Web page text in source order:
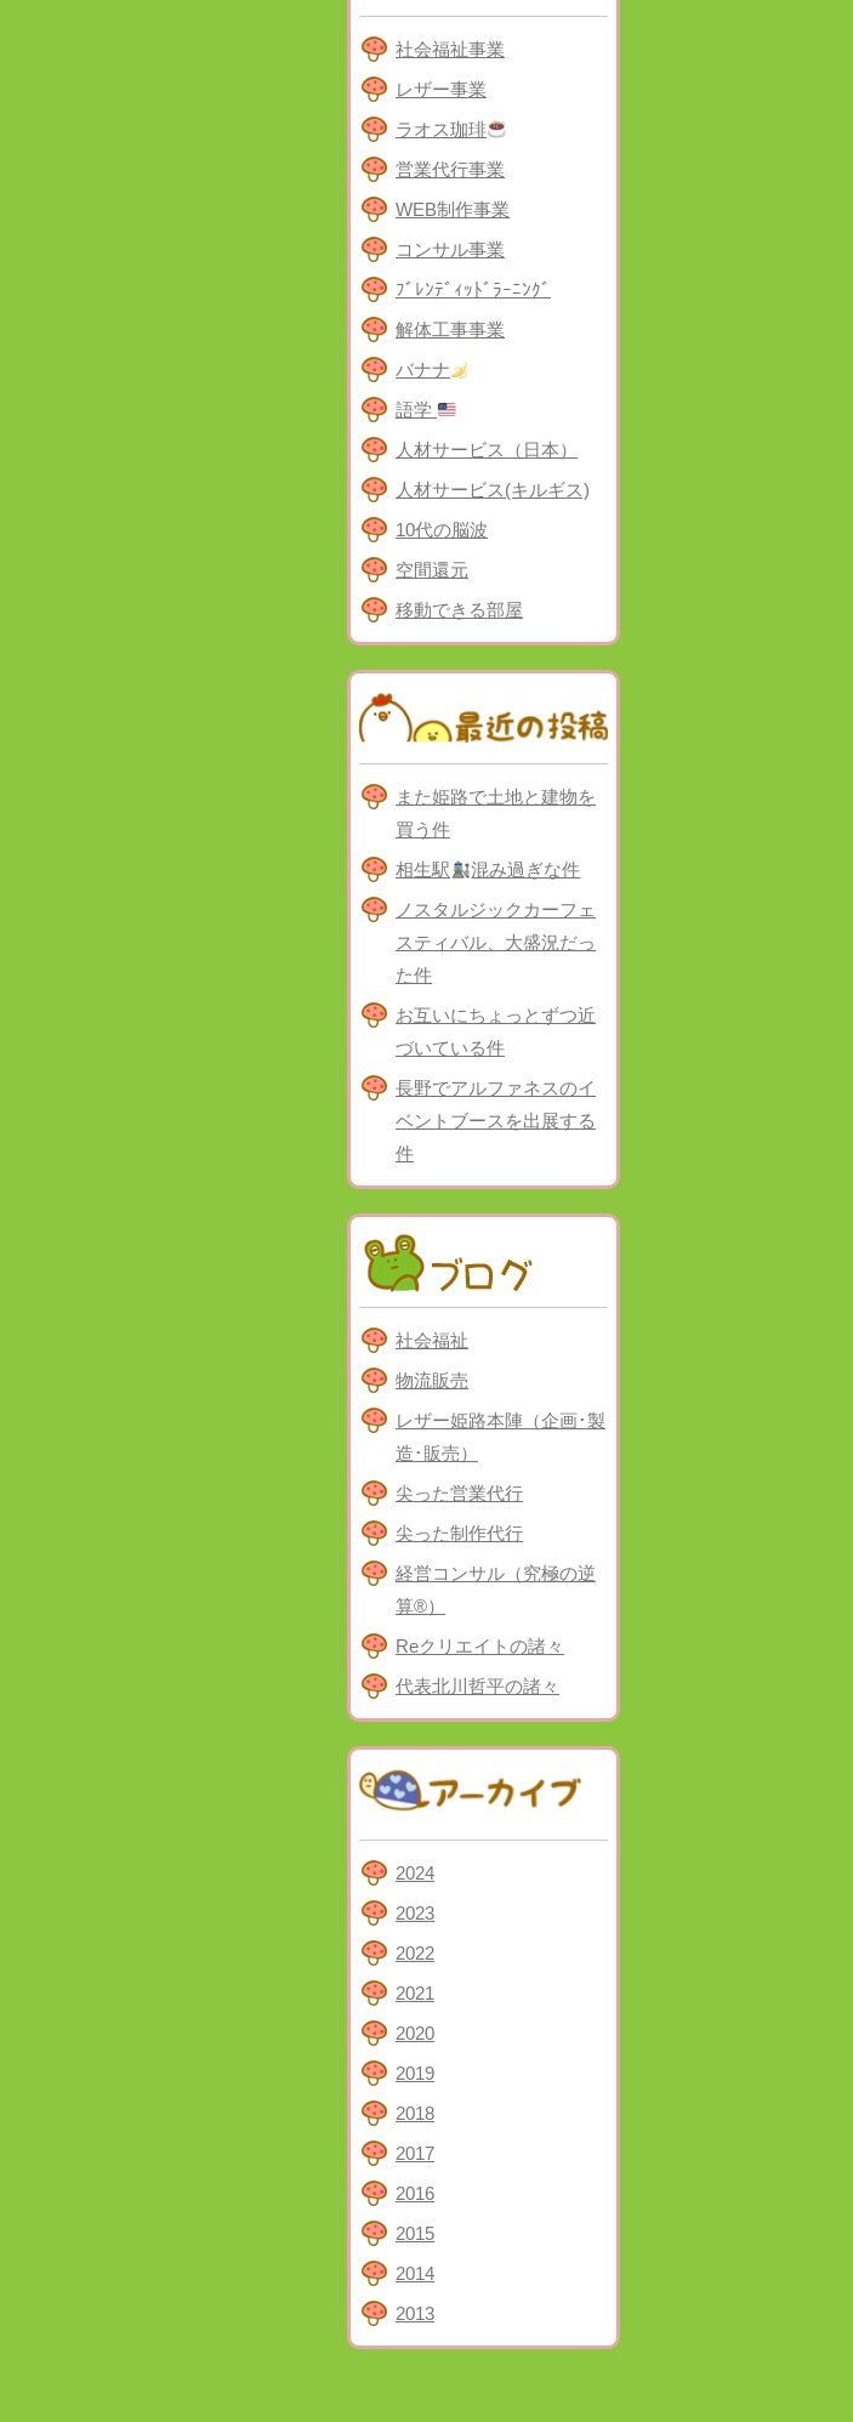
社会福祉事業
レザー事業
ラオス珈琲
営業代行事業
WEB制作事業
コンサル事業
ﾌﾞﾚﾝﾃﾞｨｯﾄﾞﾗｰﾆﾝｸﾞ
解体工事事業
バナナ
語学
人材サービス（日本）
人材サービス(キルギス)
10代の脳波
空間還元
移動できる部屋
また姫路で土地と建物を
買う件
相生駅
混み過ぎな件
ノスタルジックカーフェ
スティバル、大盛況だっ
た件
お互いにちょっとずつ近
づいている件
長野でアルファネスのイ
ベントブースを出展する
件
社会福祉
物流販売
レザー姫路本陣（企画･製
造･販売）
尖った営業代行
尖った制作代行
経営コンサル（究極の逆
算®）
Reクリエイトの諸々
代表北川哲平の諸々
2024
2023
2022
2021
2020
2019
2018
2017
2016
2015
2014
2013